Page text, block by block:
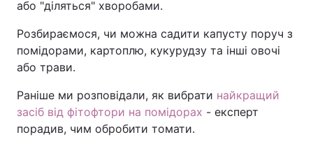
або "діляться" хворобами.
Розбираємося, чи можна садити капусту поруч з
помідорами, картоплю, кукурудзу та інші овочі
або трави.
Раніше ми розповідали, як вибрати найкращий
засіб від фітофтори на помідорах - експерт
порадив, чим обробити томати.